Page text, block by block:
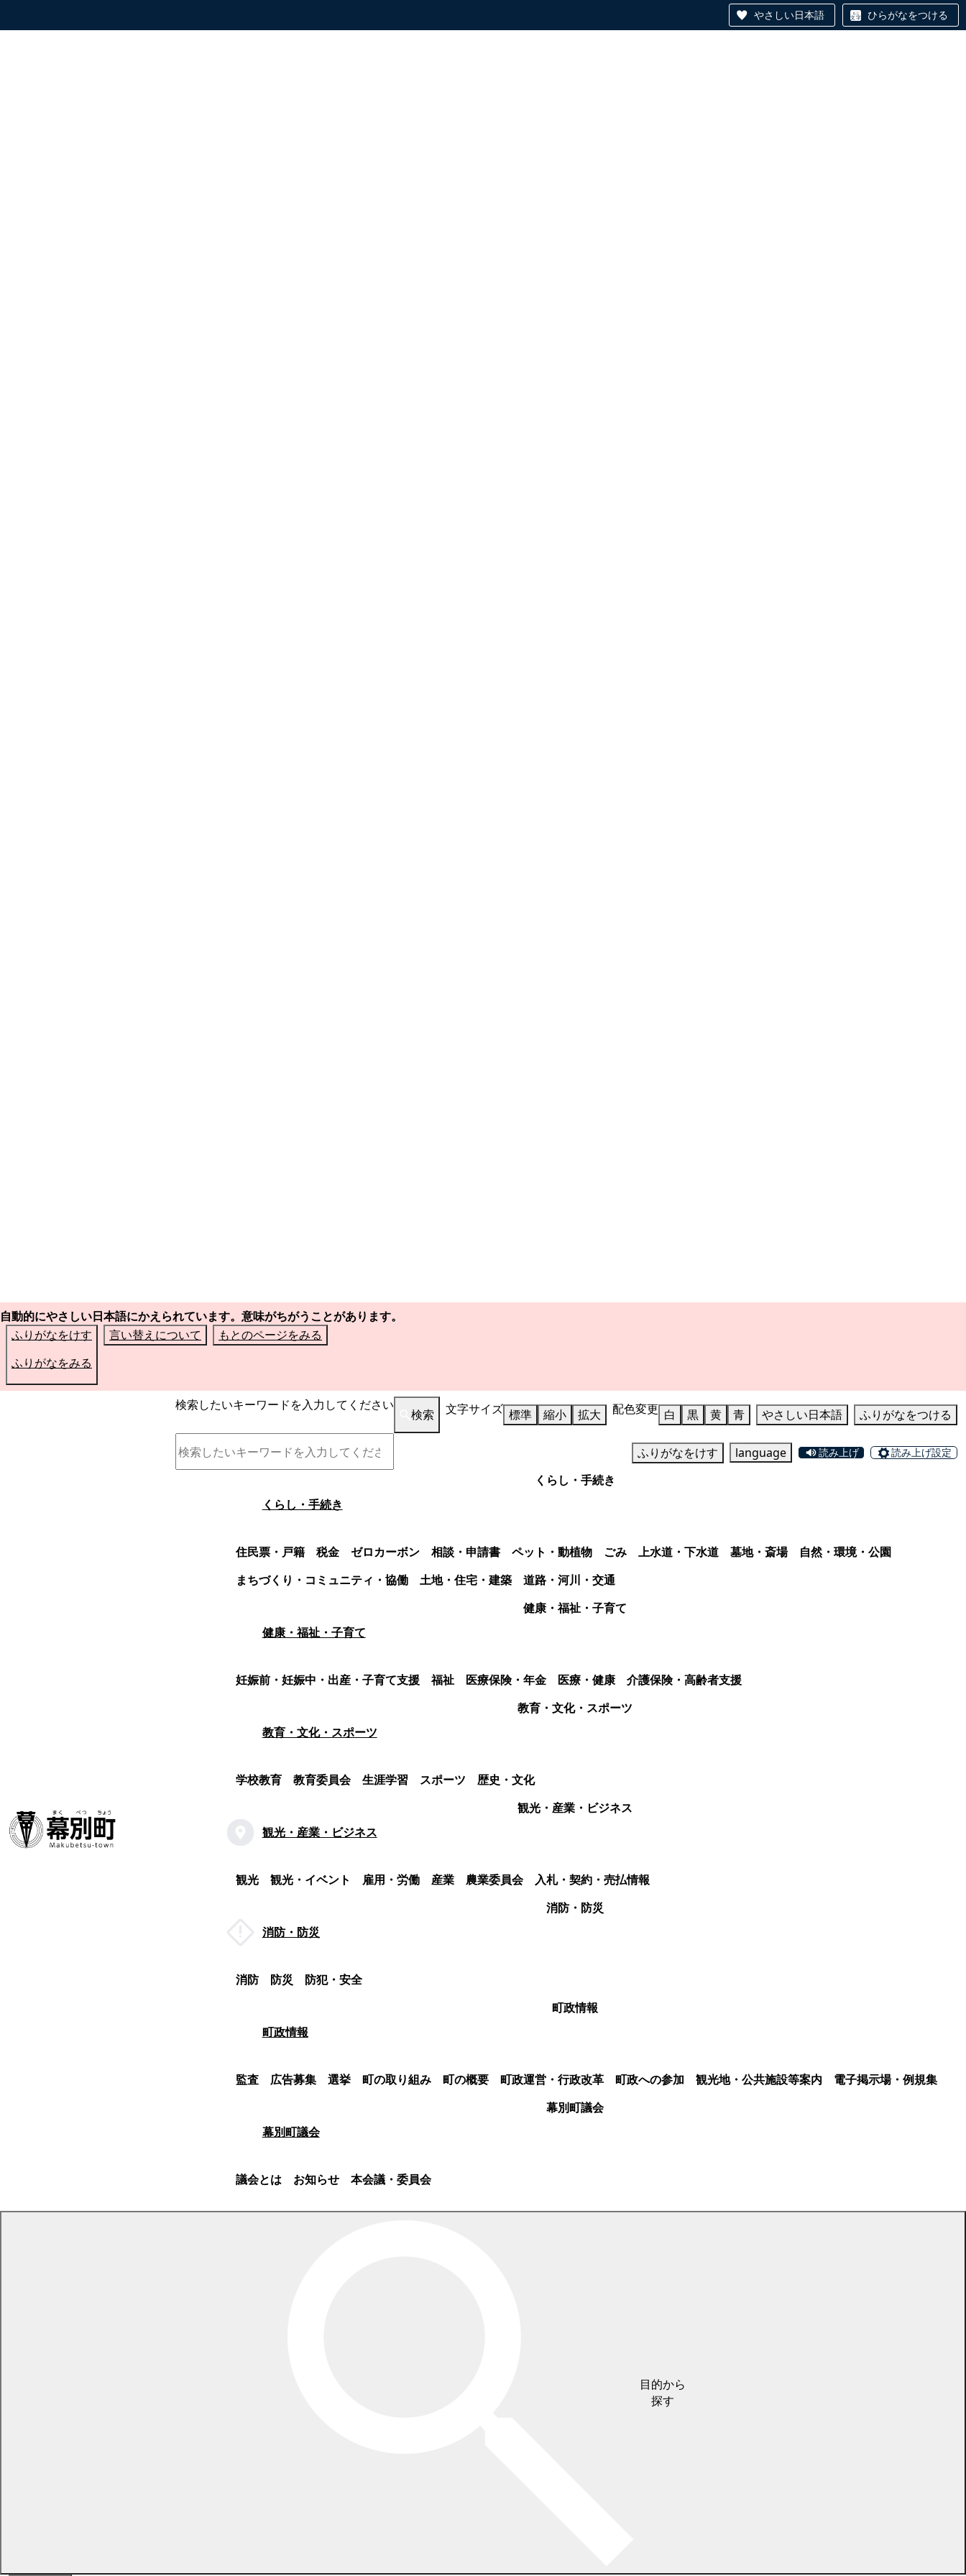
やさしい日本語 ひらがなをつける
自動的にやさしい日本語にかえられています。意味がちがうことがあります。
ふりがなをけす
ふりがなをみる
言い替えについて もとのページをみる
検索したいキーワードを入力してください
検索 文字サイズ 標準 縮小 拡大 配色変更 白 黒 黄 青 やさしい日本語 ふりがなをつける
ふりがなをけす language 読み上げ 読み上げ設定
くらし・手続き
くらし・手続き
住民票・戸籍 税金 ゼロカーボン 相談・申請書 ペット・動植物 ごみ 上水道・下水道 墓地・斎場
自然・環境・公園
まちづくり・コミュニティ・協働
土地・住宅・建築
道路・河川・交通
健康・福祉・子育て
健康・福祉・子育て
妊娠前・妊娠中・出産・子育て支援 福祉 医療保険・年金 医療・健康
介護保険・高齢者支援
教育・文化・スポーツ
教育・文化・スポーツ
学校教育 教育委員会 生涯学習 スポーツ
歴史・文化
観光・産業・ビジネス
観光・産業・ビジネス
観光 観光・イベント 雇用・労働 産業 農業委員会
入札・契約・売払情報
消防・防災
消防・防災
消防 防災
防犯・安全
町政情報
町政情報
監査 広告募集 選挙 町の取り組み 町の概要 町政運営・行政改革 町政への参加 観光地・公共施設等案内
電子掲示場・例規集
幕別町議会
幕別町議会
議会とは お知らせ 本会議・委員会
目的から
探す